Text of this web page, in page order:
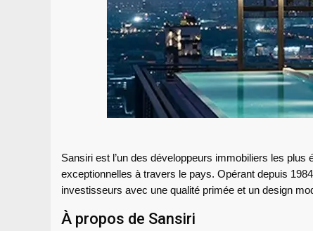
Sansiri est l’un des développeurs immobiliers les
exceptionnelles à travers le pays. Opérant depuis
investisseurs avec une qualité primée et un design
À propos de Sansiri